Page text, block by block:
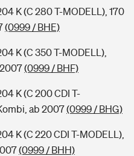
K (C 280 T-MODELL), 170
(0999 / BHE)
K (C 350 T-MODELL),
(0999 / BHF)
K (C 200 CDI T-
ab 2007(0999 / BHG)
K (C 220 CDI T-MODELL),
(0999 / BHH)